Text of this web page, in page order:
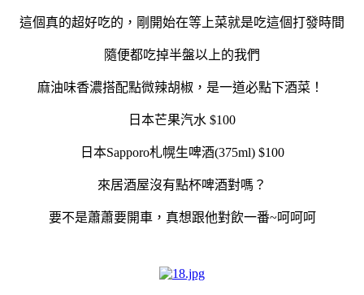
這個真的超好吃的，剛開始在等上菜就是吃這個打發時間
隨便都吃掉半盤以上的我們
麻油味香濃搭配點微辣胡椒，是一道必點下酒菜！
日本芒果汽水 $100
日本Sapporo札幌生啤酒(375ml) $100
來居酒屋沒有點杯啤酒對嗎？
要不是蕭蕭要開車，真想跟他對飲一番~呵呵呵